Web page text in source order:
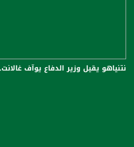
نتنياهو يقيل وزير الدفاع يوآف